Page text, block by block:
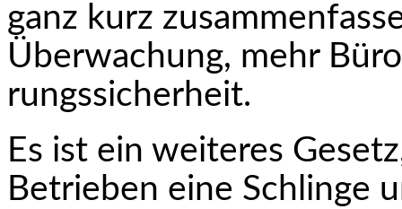
ganz kurz
Überwachung, mehr
rungssicherheit.
Es ist ein weiteres
Betrieben eine Schlinge